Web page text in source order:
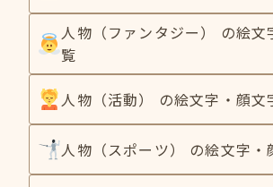
人物（ファンタジー） の絵文
覧
人物（活動） の絵文字・顔文
人物（スポーツ） の絵文字・